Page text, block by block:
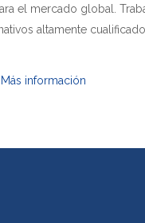
el mercado global.
altamente
Más información